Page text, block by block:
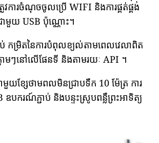
រូវការចំណុចចូលប្រើ WIFI និងការផ្គត់ផ្គង់
ាមួយ USB ប៉ុណ្ណោះ។
កម្រិតនៃការបំពុលខ្យល់តាមពេលវេលាពិត
លាមៗនៅលើផែនទី និងតាមរយៈ API ។
មួយខ្សែថាមពលមិនជ្រាបទឹក 10 ម៉ែត្រ ការ
ឧបករណ៍ភ្ជាប់ និងបន្ទះស្រូបពន្លឺព្រះអាទិត្យ